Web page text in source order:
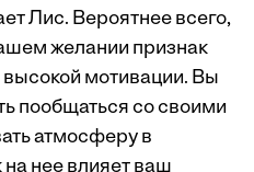
Лис. Вероятнее всего,
желании признак
мотивации. Вы
пообщаться со своими
атмосферу в
на нее влияет ваш